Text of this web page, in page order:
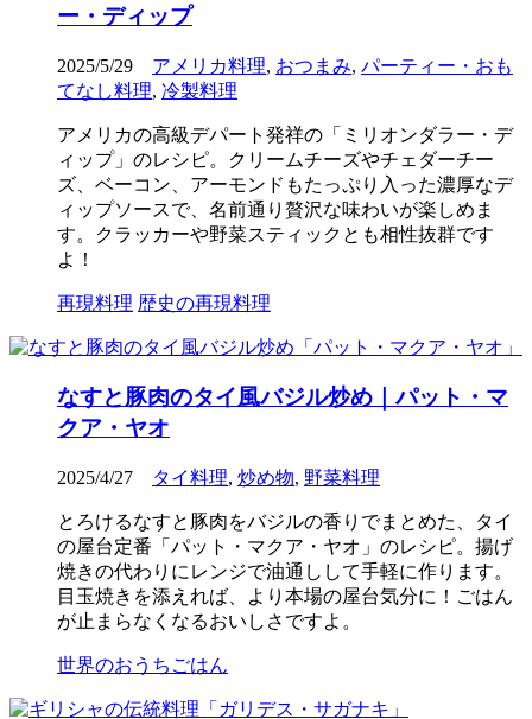
ー・ディップ
2025/5/29 アメリカ料理, おつまみ, パーティー・おも
てなし料理, 冷製料理
アメリカの高級デパート発祥の「ミリオンダラー・デ
ィップ」のレシピ。クリームチーズやチェダーチー
ズ、ベーコン、アーモンドもたっぷり入った濃厚なデ
ィップソースで、名前通り贅沢な味わいが楽しめま
す。クラッカーや野菜スティックとも相性抜群です
よ！
再現料理 歴史の再現料理
なすと豚肉のタイ風バジル炒め｜パット・マ
クア・ヤオ
2025/4/27 タイ料理, 炒め物, 野菜料理
とろけるなすと豚肉をバジルの香りでまとめた、タイ
の屋台定番「パット・マクア・ヤオ」のレシピ。揚げ
焼きの代わりにレンジで油通しして手軽に作ります。
目玉焼きを添えれば、より本場の屋台気分に！ごはん
が止まらなくなるおいしさですよ。
世界のおうちごはん